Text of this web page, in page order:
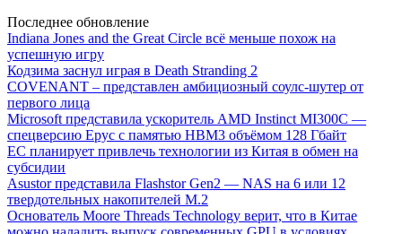
Последнее обновление
Indiana Jones and the Great Circle всё меньше похож на
успешную игру
Кодзима заснул играя в Death Stranding 2
COVENANT – представлен амбициозный соулс-шутер от
первого лица
Microsoft представила ускоритель AMD Instinct MI300C —
спецверсию Epyc с памятью HBM3 объёмом 128 Гбайт
ЕС планирует привлечь технологии из Китая в обмен на
субсидии
Asustor представила Flashstor Gen2 — NAS на 6 или 12
твердотельных накопителей M.2
Основатель Moore Threads Technology верит, что в Китае